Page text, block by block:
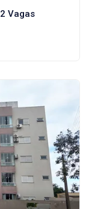
2 Vagas